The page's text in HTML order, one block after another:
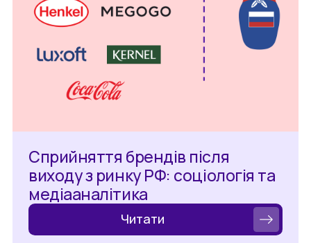
Сприйняття брендів після
виходу з ринку РФ: соціологія та
медіааналітика
Читати